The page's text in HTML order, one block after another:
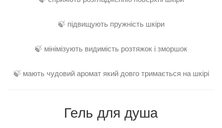
🍃 підвищують пружність шкіри
🍃 мінімізують видимість розтяжок і зморшок
🍃 мають чудовий аромат який довго тримається на шкірі
Гель для душа